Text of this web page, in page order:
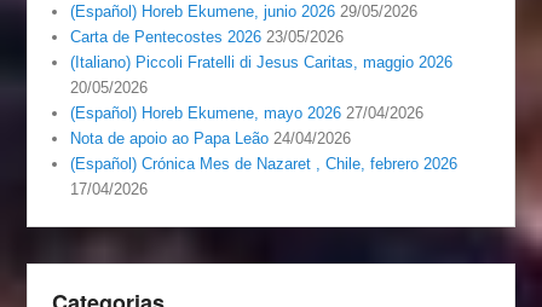
(Español) Horeb Ekumene, junio 2026 29/05/2026
Carta de Pentecostes 2026 23/05/2026
(Italiano) Piccoli Fratelli di Jesus Caritas, maggio 2026
20/05/2026
(Español) Horeb Ekumene, mayo 2026 27/04/2026
Nota de apoio ao Papa Leão 24/04/2026
(Español) Crónica Mes de Nazaret , Chile, febrero 2026
17/04/2026